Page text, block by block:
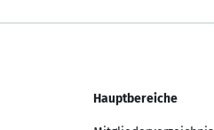
Hauptbereiche